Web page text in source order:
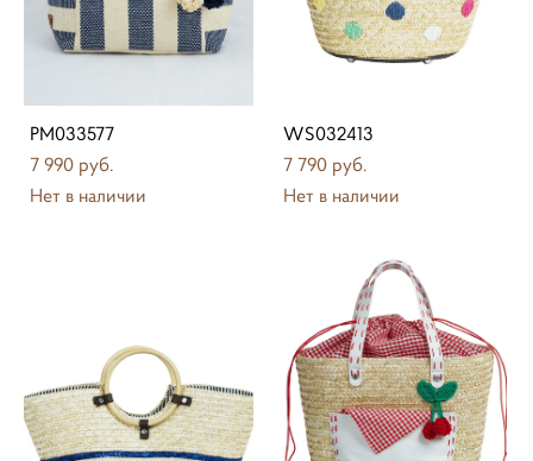
PM033577
7 990 pуб.
Нет в наличии
WS032413
7 790 pуб.
Нет в наличии